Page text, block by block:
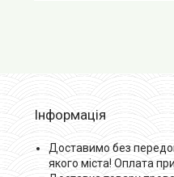
Інформація
Доставимо без
якого міста! Оплата